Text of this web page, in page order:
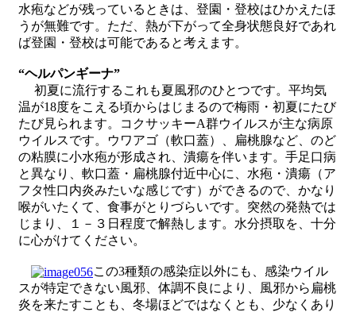
水疱などが残っているときは、登園・登校はひかえたほ
うが無難です。ただ、熱が下がって全身状態良好であれ
ば登園・登校は可能であると考えます。
“ヘルパンギーナ”
初夏に流行するこれも夏風邪のひとつです。平均気
温が18度をこえる頃からはじまるので梅雨・初夏にたび
たび見られます。コクサッキーA群ウイルスが主な病原
ウイルスです。ウワアゴ（軟口蓋）、扁桃腺など、のど
の粘膜に小水疱が形成され、潰瘍を伴います。手足口病
と異なり、軟口蓋・扁桃腺付近中心に、水疱・潰瘍（ア
フタ性口内炎みたいな感じです）ができるので、かなり
喉がいたくて、食事がとりづらいです。突然の発熱では
じまり、１－３日程度で解熱します。水分摂取を、十分
に心がけてください。
この3種類の感染症以外にも、感染ウイル
スが特定できない風邪、体調不良により、風邪から扁桃
炎を来たすことも、冬場ほどではなくとも、少なくあり